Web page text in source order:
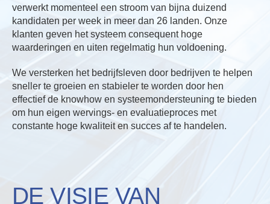
verwerkt momenteel een stroom van bijna duizend
kandidaten per week in meer dan 26 landen. Onze
klanten geven het systeem consequent hoge
waarderingen en uiten regelmatig hun voldoening.
We versterken het bedrijfsleven door bedrijven te helpen
sneller te groeien en stabieler te worden door hen
effectief de knowhow en systeemondersteuning te bieden
om hun eigen wervings- en evaluatieproces met
constante hoge kwaliteit en succes af te handelen.
DE VISIE VAN